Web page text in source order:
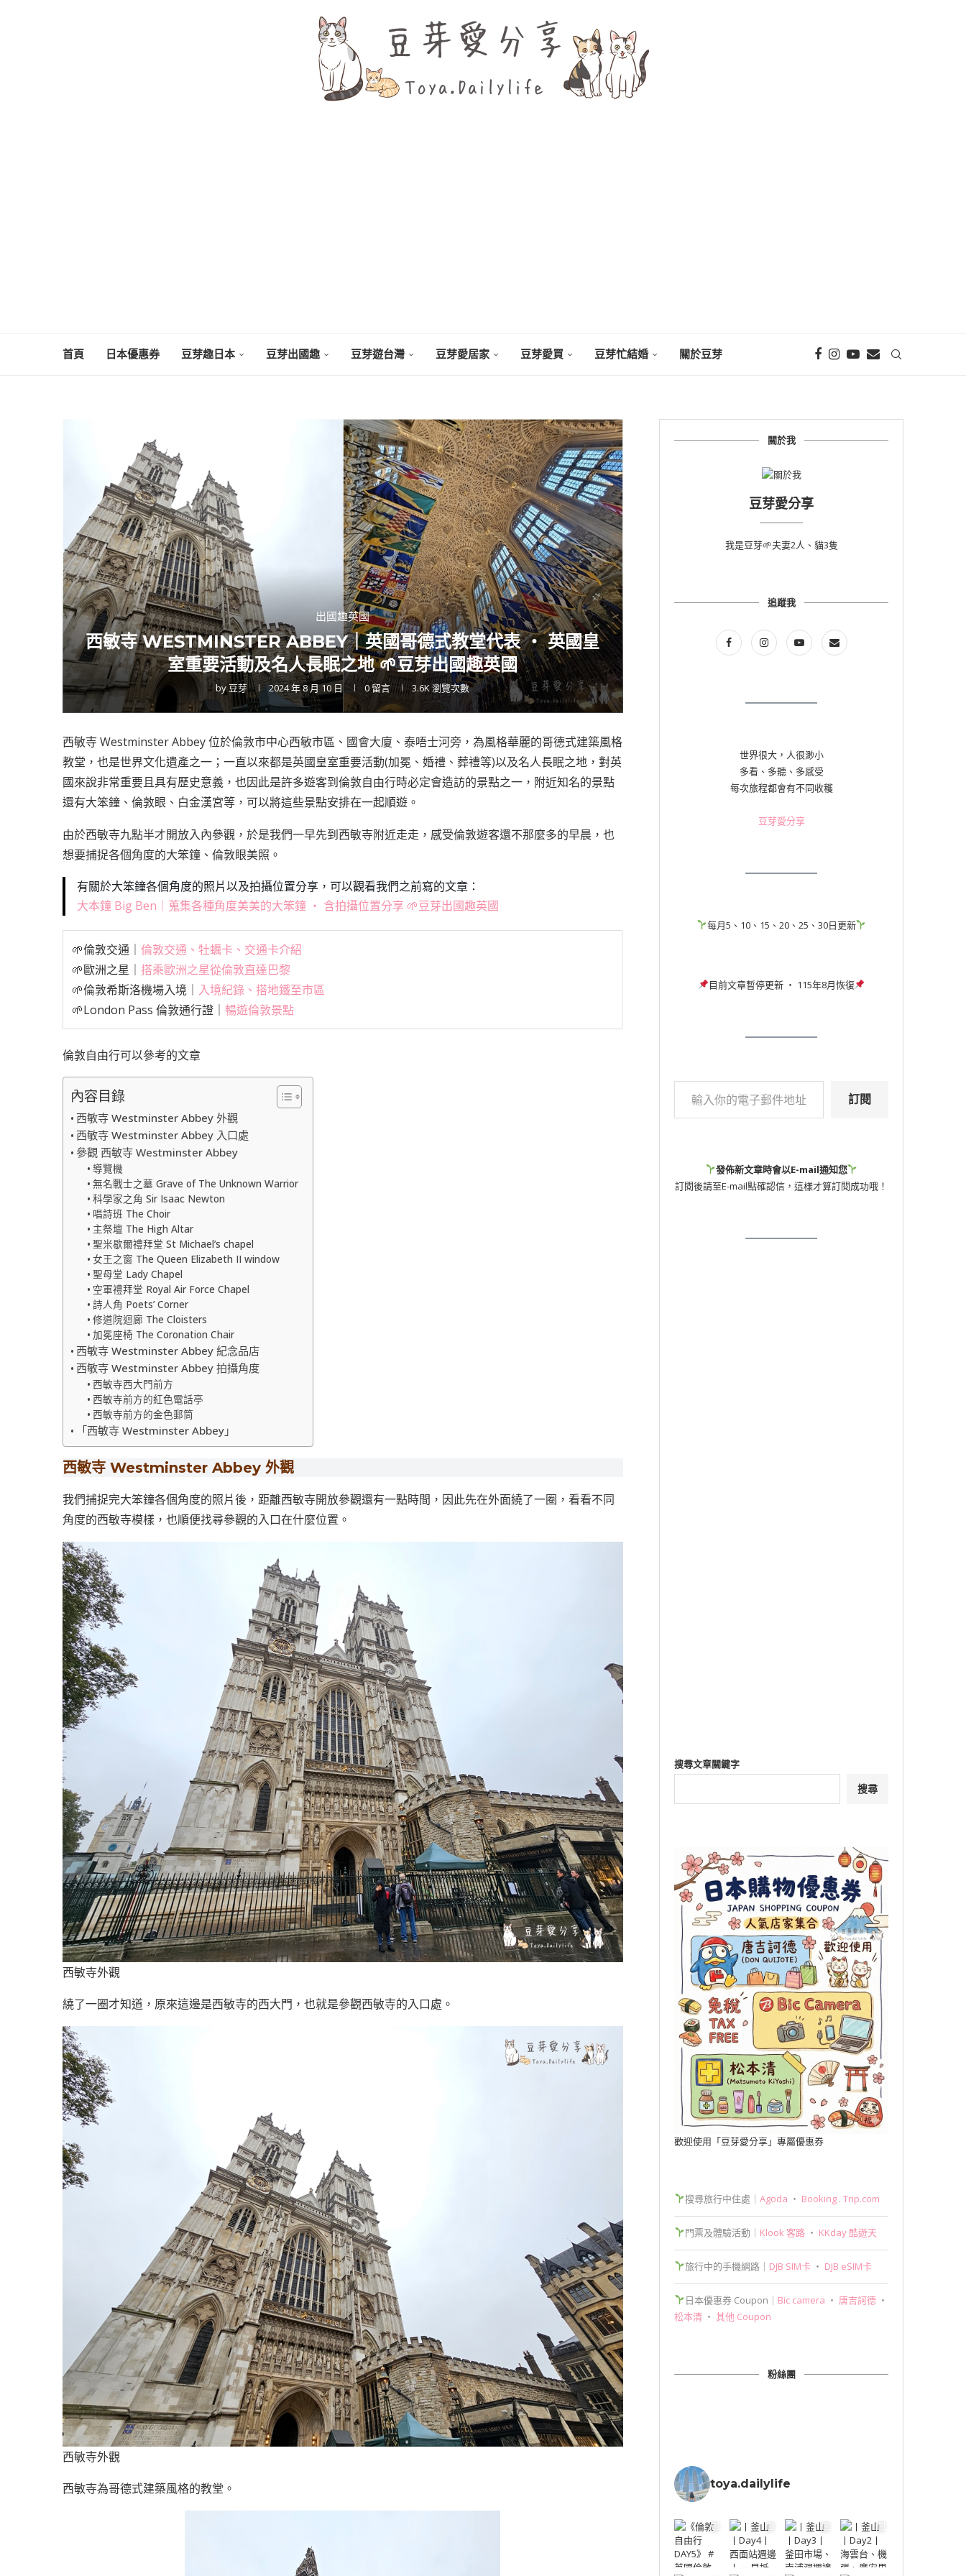
首頁 日本優惠券 豆芽趣日本 豆芽出國趣 豆芽遊台灣 豆芽愛居家 豆芽愛買 豆芽忙結婚 關於豆芽
出國趣英國
西敏寺 WESTMINSTER ABBEY｜英國哥德式教堂代表 ‧ 英國皇
室重要活動及名人長眠之地 🌱豆芽出國趣英國
by 豆芽 2024 年 8 月 10 日 0 留言 3.6K瀏覽次數
西敏寺 Westminster Abbey 位於倫敦市中心西敏市區、國會大廈、泰唔士河旁，為風格華麗的哥德式建築風格
教堂，也是世界文化遺產之一；一直以來都是英國皇室重要活動(加冕、婚禮、葬禮等)以及名人長眠之地，對英
國來說非常重要且具有歷史意義，也因此是許多遊客到倫敦自由行時必定會造訪的景點之一，附近知名的景點
還有大笨鐘、倫敦眼、白金漢宮等，可以將這些景點安排在一起順遊。
由於西敏寺九點半才開放入內參觀，於是我們一早先到西敏寺附近走走，感受倫敦遊客還不那麼多的早晨，也
想要捕捉各個角度的大笨鐘、倫敦眼美照。
有關於大笨鐘各個角度的照片以及拍攝位置分享，可以觀看我們之前寫的文章：
大本鐘 Big Ben｜蒐集各種角度美美的大笨鐘 ‧ 含拍攝位置分享 🌱豆芽出國趣英國
🌱倫敦交通｜ 倫敦交通、牡蠣卡、交通卡介紹
🌱歐洲之星｜ 搭乘歐洲之星從倫敦直達巴黎
🌱倫敦希斯洛機場入境｜ 入境紀錄、搭地鐵至市區
🌱London Pass 倫敦通行證｜ 暢遊倫敦景點
倫敦自由行可以參考的文章
內容目錄
西敏寺 Westminster Abbey 外觀
西敏寺 Westminster Abbey 入口處
參觀 西敏寺 Westminster Abbey
導覽機
無名戰士之墓 Grave of The Unknown Warrior
科學家之角 Sir Isaac Newton
唱詩班 The Choir
主祭壇 The High Altar
聖米歇爾禮拜堂 St Michael’s chapel
女王之窗 The Queen Elizabeth II window
聖母堂 Lady Chapel
空軍禮拜堂 Royal Air Force Chapel
詩人角 Poets’ Corner
修道院迴廊 The Cloisters
加冕座椅 The Coronation Chair
西敏寺 Westminster Abbey 紀念品店
西敏寺 Westminster Abbey 拍攝角度
西敏寺西大門前方
西敏寺前方的紅色電話亭
西敏寺前方的金色郵筒
「西敏寺 Westminster Abbey」
西敏寺 Westminster Abbey 外觀
我們捕捉完大笨鐘各個角度的照片後，距離西敏寺開放參觀還有一點時間，因此先在外面繞了一圈，看看不同
角度的西敏寺模樣，也順便找尋參觀的入口在什麼位置。
西敏寺外觀
繞了一圈才知道，原來這邊是西敏寺的西大門，也就是參觀西敏寺的入口處。
西敏寺外觀
西敏寺為哥德式建築風格的教堂。
關於我
豆芽愛分享
我是豆芽🌱夫妻2人、貓3隻
追蹤我
世界很大，人很渺小
多看、多聽、多感受
每次旅程都會有不同收穫
豆芽愛分享
每月5、10、15、20、25、30日更新
目前文章暫停更新 ‧ 115年8月恢復
訂閱
發佈新文章時會以E-mail通知您
訂閱後請至E-mail點確認信，這樣才算訂閱成功哦！
搜尋文章關鍵字
搜尋
歡迎使用「豆芽愛分享」專屬優惠券
搜尋旅行中住處｜ Agoda ‧ Booking. Trip.com
門票及體驗活動｜ Klook 客路‧ KKday 酷遊天
旅行中的手機網路｜ DJB SIM卡‧ DJB eSIM卡
日本優惠券 Coupon｜ Bic camera ‧ 唐吉訶德‧
松本清 ‧ 其他 Coupon
粉絲團
toya.dailylife